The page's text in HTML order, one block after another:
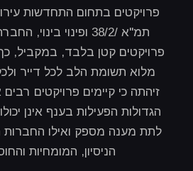
תמ"א /38/2 ופינוי
פרויקטים קטן בלבד, במקביל,
מלוא תשומת הלב לכל דייר
זיהתה כי קיימים פרויקטים
הגדולות הפעילות בענף אינן
לתת מענה מספק ואילו
הניסיון, המומחיות